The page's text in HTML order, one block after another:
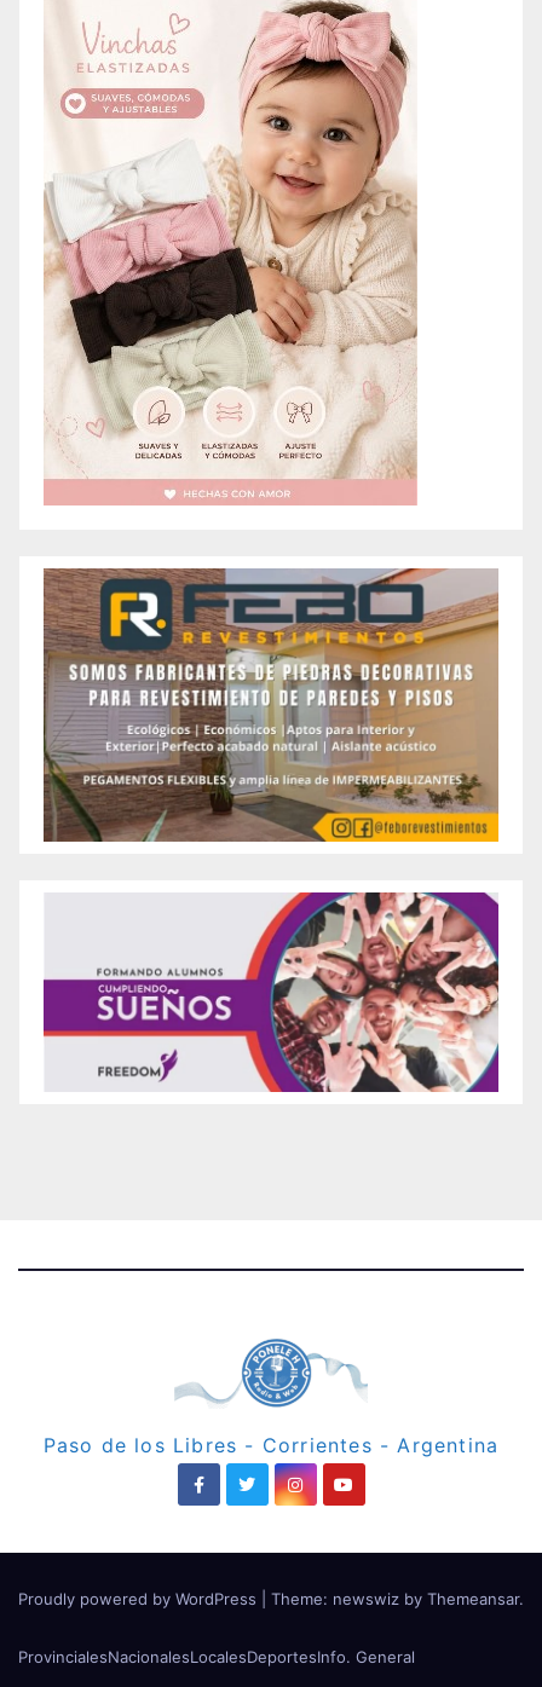
Paso de los Libres - Corrientes - Argentina
Proudly powered by WordPress Theme: newswiz by Themeansar.
ProvincialesNacionalesLocalesDeportesInfo. General